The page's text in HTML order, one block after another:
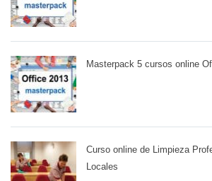
Masterpack 5 cursos online
Curso online de Limpieza
Locales